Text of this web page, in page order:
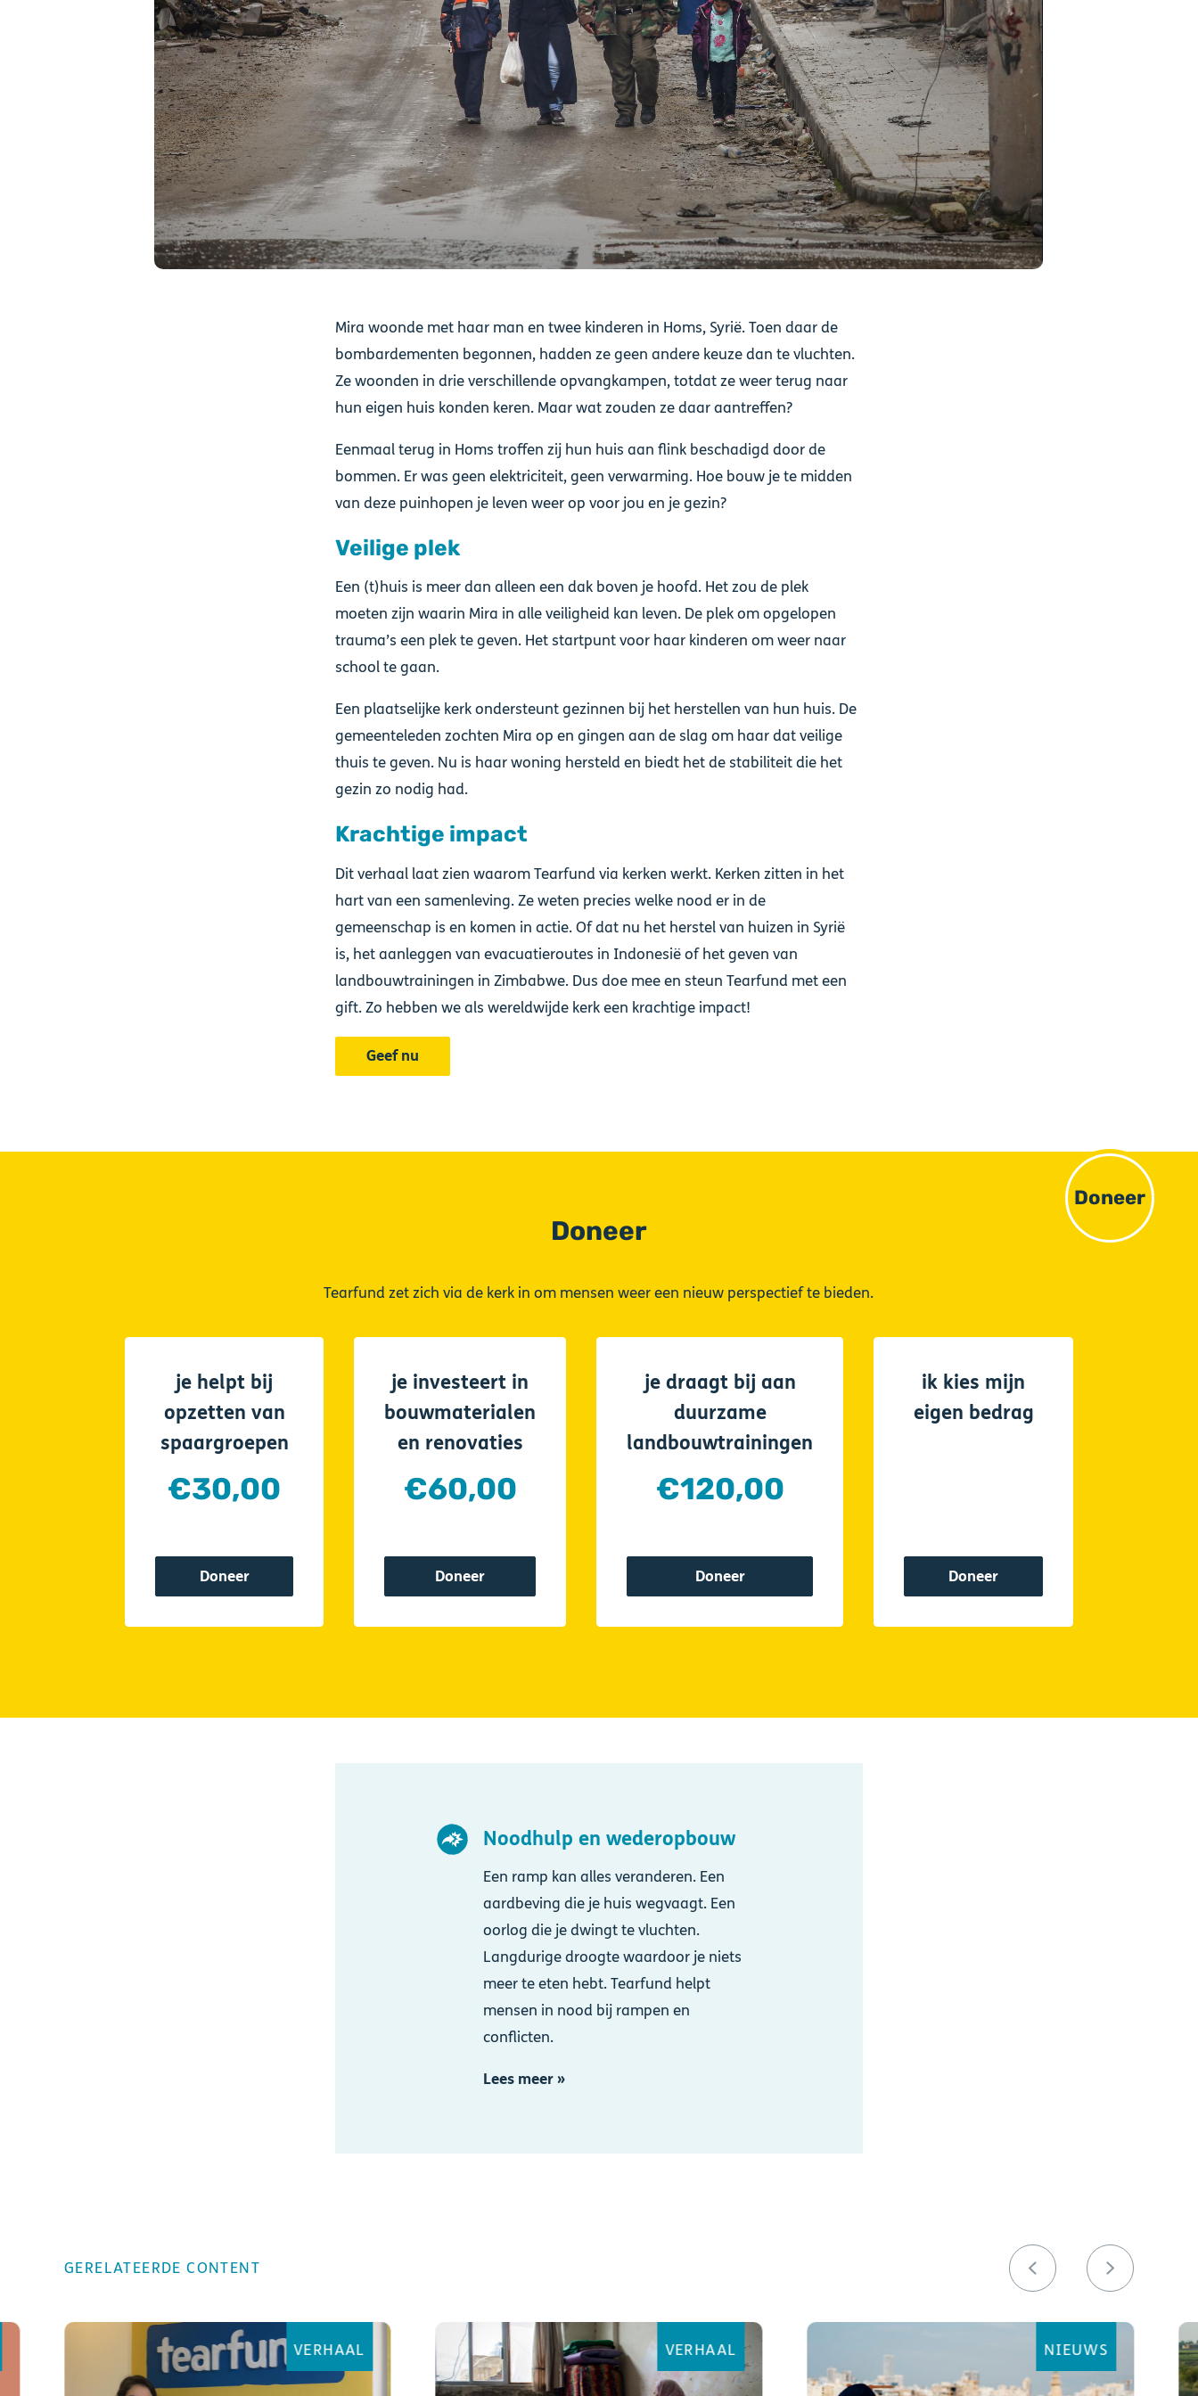
Doneer
Mira woonde met haar man en twee kinderen in Homs, Syrië. Toen daar de
bombardementen begonnen, hadden ze geen andere keuze dan te vluchten.
Ze woonden in drie verschillende opvangkampen, totdat ze weer terug naar
hun eigen huis konden keren. Maar wat zouden ze daar aantreffen?
Eenmaal terug in Homs troffen zij hun huis aan flink beschadigd door de
bommen. Er was geen elektriciteit, geen verwarming. Hoe bouw je te midden
van deze puinhopen je leven weer op voor jou en je gezin?
Veilige plek
Een (t)huis is meer dan alleen een dak boven je hoofd. Het zou de plek
moeten zijn waarin Mira in alle veiligheid kan leven. De plek om opgelopen
trauma’s een plek te geven. Het startpunt voor haar kinderen om weer naar
school te gaan.
Een plaatselijke kerk ondersteunt gezinnen bij het herstellen van hun huis. De
gemeenteleden zochten Mira op en gingen aan de slag om haar dat veilige
thuis te geven. Nu is haar woning hersteld en biedt het de stabiliteit die het
gezin zo nodig had.
Krachtige impact
Dit verhaal laat zien waarom Tearfund via kerken werkt. Kerken zitten in het
hart van een samenleving. Ze weten precies welke nood er in de
gemeenschap is en komen in actie. Of dat nu het herstel van huizen in Syrië
is, het aanleggen van evacuatieroutes in Indonesië of het geven van
landbouwtrainingen in Zimbabwe. Dus doe mee en steun Tearfund met een
gift. Zo hebben we als wereldwijde kerk een krachtige impact!
Geef nu
Doneer
Tearfund zet zich via de kerk in om mensen weer een nieuw perspectief te bieden.
je helpt bij
opzetten van
spaargroepen
€30,00
Doneer
je investeert in
bouwmaterialen
en renovaties
€60,00
Doneer
je draagt bij aan
duurzame
landbouwtrainingen
€120,00
Doneer
ik kies mijn
eigen bedrag
Doneer
AfbeeldingNoodhulp en wederopbouw
Een ramp kan alles veranderen. Een
aardbeving die je huis wegvaagt. Een
oorlog die je dwingt te vluchten.
Langdurige droogte waardoor je niets
meer te eten hebt. Tearfund helpt
mensen in nood bij rampen en
conflicten.
Lees meer »
GERELATEERDE CONTENT
VERHAAL VERHAAL NIEUWS